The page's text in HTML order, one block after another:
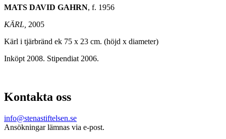
MATS DAVID GAHRN, f. 1956
KÄRL, 2005
Kärl i tjärbränd ek 75 x 23 cm. (höjd x diameter)
Inköpt 2008. Stipendiat 2006.
Kontakta oss
info@stenastiftelsen.se
Ansökningar lämnas via e-post.